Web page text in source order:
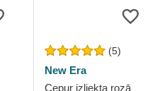
(5)
New Era
Cepur izliekta rozā